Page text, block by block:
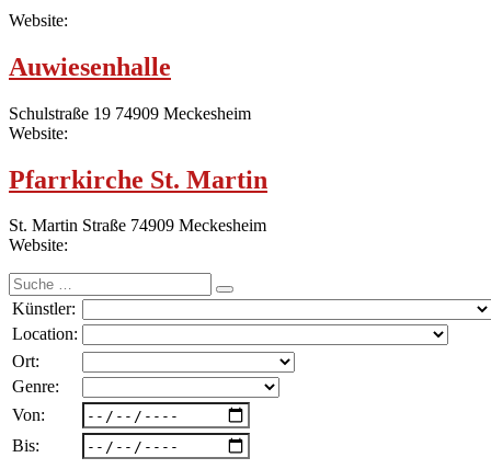
Website:
Auwiesenhalle
Schulstraße 19 74909 Meckesheim
Website:
Pfarrkirche St. Martin
St. Martin Straße 74909 Meckesheim
Website:
Suche
nach:
Künstler:
Location:
Ort:
Genre:
Von:
Bis: